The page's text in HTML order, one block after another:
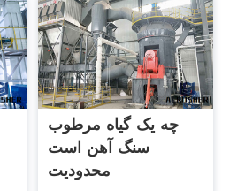
چه یک گیاه مرطوب
سنگ آهن است
محدودیت